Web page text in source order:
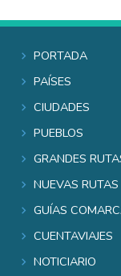
Portada
Países
Ciudades
Pueblos
Grandes
Nuevas rutas
Guías
Cuentaviajes
Noticiario